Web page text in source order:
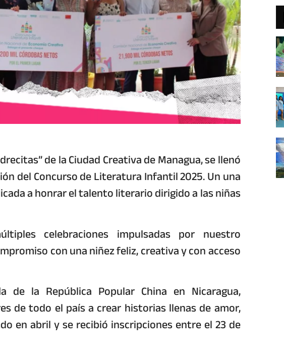
de la Ciudad Creativa de Managua, se llenó
del Concurso de Literatura Infantil 2025. Un una
a honrar el talento literario dirigido a las niñas
celebraciones impulsadas por nuestro
con una niñez feliz, creativa y con acceso
de la República Popular China en Nicaragua,
de todo el país a crear historias llenas de amor,
en abril y se recibió inscripciones entre el 23 de